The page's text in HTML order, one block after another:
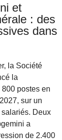
et
: des
dans
la Société
la
postes en
sur un
Deux
a
de 2.400